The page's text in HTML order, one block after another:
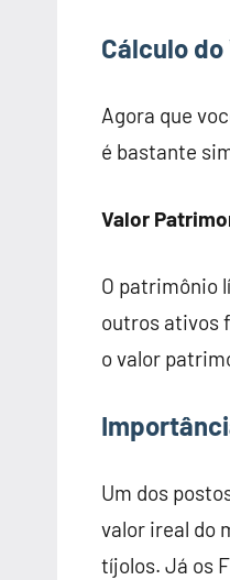
Cálculo
Agora que
é bastante
Valor
O patrimônio
outros ativos
o valor
Um dos
valor ireal do
tíjolos. Já os